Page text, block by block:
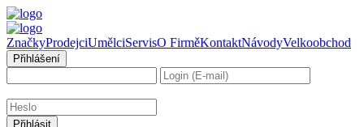
ZnačkyProdejciUmělciServisO FirměKontaktNávodyVelkoobchod
Přihlášení